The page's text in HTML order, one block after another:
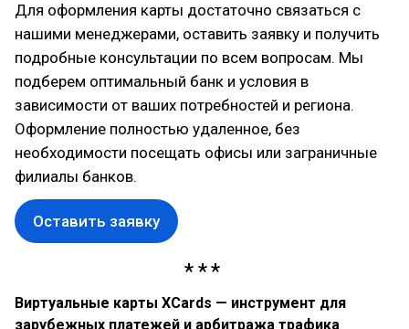
Для оформления карты достаточно связаться с
нашими менеджерами, оставить заявку и получить
подробные консультации по всем вопросам. Мы
подберем оптимальный банк и условия в
зависимости от ваших потребностей и региона.
Оформление полностью удаленное, без
необходимости посещать офисы или заграничные
филиалы банков.
Оставить заявку
Виртуальные карты XCards — инструмент для
зарубежных платежей и арбитража трафика